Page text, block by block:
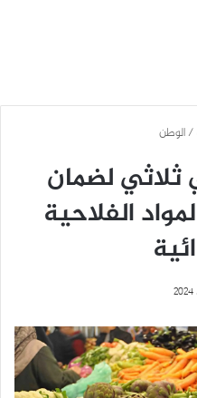
/الوطن
لضمان
الفلاحية